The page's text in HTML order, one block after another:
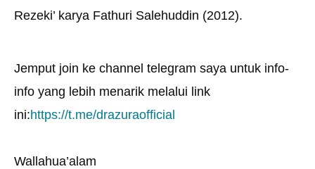
Rezeki’ karya Fathuri Salehuddin (2012).
Jemput join ke channel telegram saya untuk info-
info yang lebih menarik melalui link
ini:https://t.me/drazuraofficial
Wallahua’alam